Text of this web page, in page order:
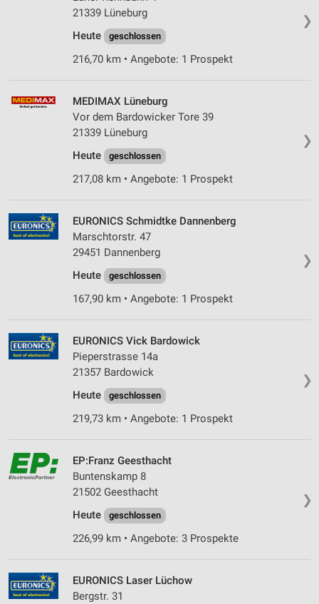
❯
21339 Lüneburg
Heute
geschlossen
216,70 km • Angebote: 1 Prospekt
❯
MEDIMAX Lüneburg
Vor dem Bardowicker Tore 39
21339 Lüneburg
Heute
geschlossen
217,08 km • Angebote: 1 Prospekt
❯
EURONICS Schmidtke Dannenberg
Marschtorstr. 47
29451 Dannenberg
Heute
geschlossen
167,90 km • Angebote: 1 Prospekt
❯
EURONICS Vick Bardowick
Pieperstrasse 14a
21357 Bardowick
Heute
geschlossen
219,73 km • Angebote: 1 Prospekt
❯
EP:Franz Geesthacht
Buntenskamp 8
21502 Geesthacht
Heute
geschlossen
226,99 km • Angebote: 3 Prospekte
EURONICS Laser Lüchow
Bergstr. 31